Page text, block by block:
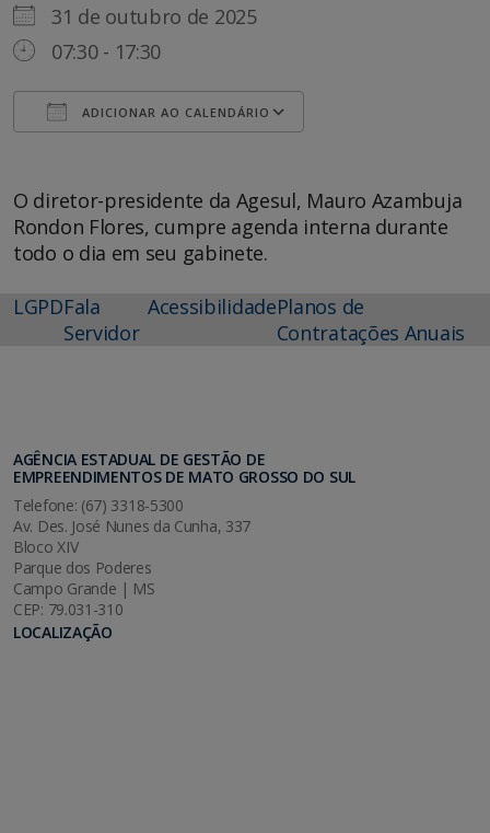
31 de outubro de 2025
07:30 - 17:30
ADICIONAR AO CALENDÁRIO
O diretor-presidente da Agesul, Mauro Azambuja
Rondon Flores, cumpre agenda interna durante
todo o dia em seu gabinete.
LGPDFala
Servidor
AcessibilidadePlanos de
Contratações Anuais
AGÊNCIA ESTADUAL DE GESTÃO DE
EMPREENDIMENTOS DE MATO GROSSO DO SUL
Telefone: (67) 3318-5300
Av. Des. José Nunes da Cunha, 337
Bloco XIV
Parque dos Poderes
Campo Grande | MS
CEP: 79.031-310
LOCALIZAÇÃO